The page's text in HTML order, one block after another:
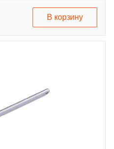
В корзину